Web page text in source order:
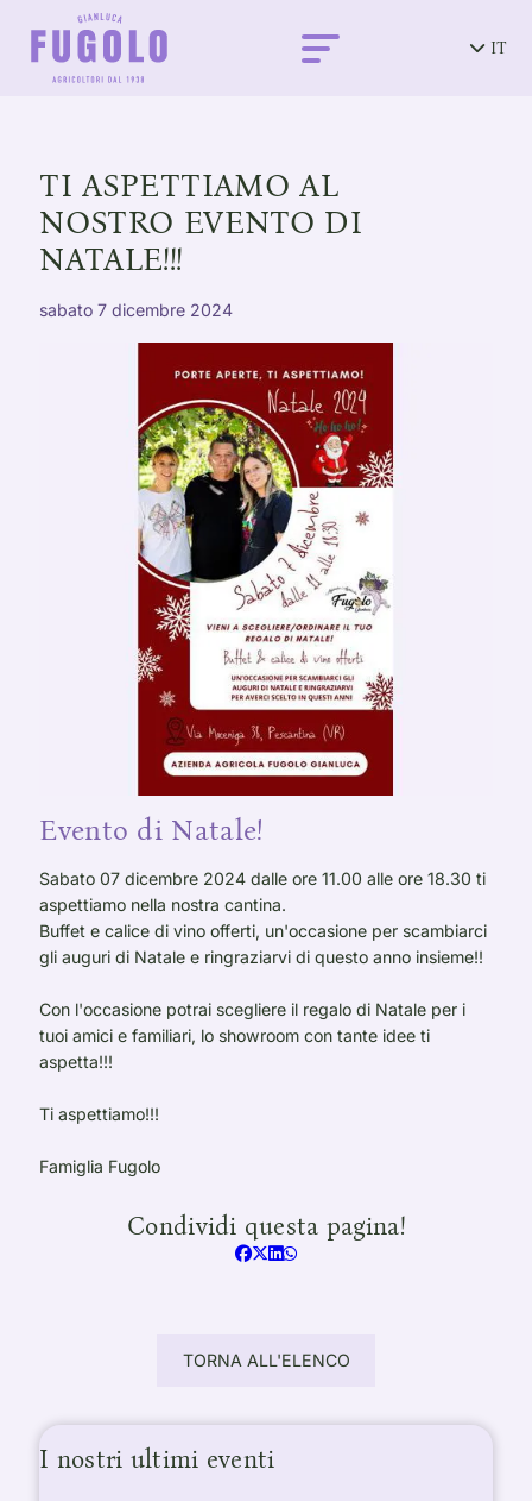
IT
TI ASPETTIAMO AL
NOSTRO EVENTO DI
NATALE!!!
sabato 7 dicembre 2024
Evento di Natale!
Sabato 07 dicembre 2024 dalle ore 11.00 alle ore 18.30 ti
aspettiamo nella nostra cantina.
Buffet e calice di vino offerti, un'occasione per scambiarci
gli auguri di Natale e ringraziarvi di questo anno insieme!!
Con l'occasione potrai scegliere il regalo di Natale per i
tuoi amici e familiari, lo showroom con tante idee ti
aspetta!!!
Ti aspettiamo!!!
Famiglia Fugolo
Condividi questa pagina!
TORNA ALL'ELENCO
I nostri ultimi eventi